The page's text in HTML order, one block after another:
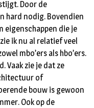
Door de
hard nodig. Bovendien
eigenschappen die je
ik nu al relatief veel
mbo’ers als hbo’ers.
Vaak zie je dat ze
of
bouw is gewoon
Ook op de